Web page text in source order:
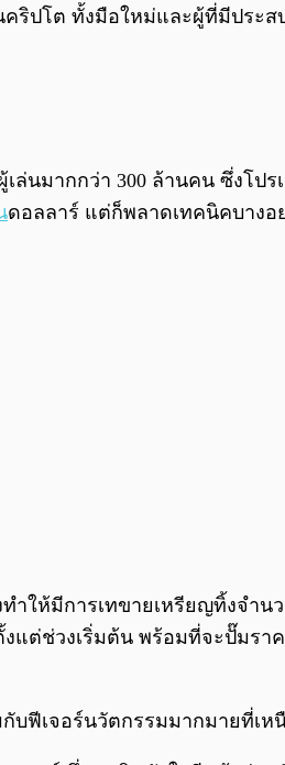
ริปโต ทั้งมือใหม่และผู้ที่มีประส
เล่นมากกว่า 300 ล้านคน ซึ่งโ
ดอลลาร์ แต่ก็พลาดเทคนิคบางอ
ทำให้มีการเทขายเหรียญทิ้งจำ
แต่ช่วงเริ่มต้น พร้อมที่จะปั๊มรา
กับฟีเจอร์นวัตกรรมมากมายที่เห